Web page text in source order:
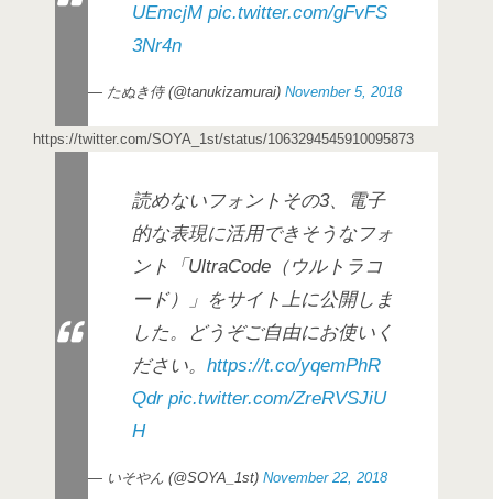
UEmcjM pic.twitter.com/gFvFS
3Nr4n
— たぬき侍 (@tanukizamurai) November 5, 2018
https://twitter.com/SOYA_1st/status/1063294545910095873
読めないフォントその3、電子
的な表現に活用できそうなフォ
ント「UltraCode（ウルトラコ
ード）」をサイト上に公開しま
した。どうぞご自由にお使いく
ださい。 https://t.co/yqemPhR
Qdr pic.twitter.com/ZreRVSJiU
H
— いそやん (@SOYA_1st) November 22, 2018